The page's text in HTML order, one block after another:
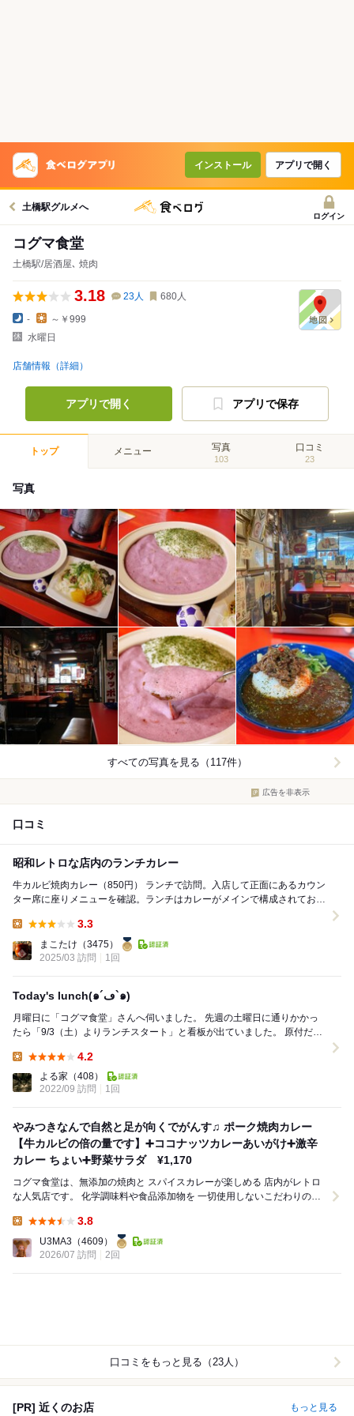
インストール アプリで開く
土橋駅グルメへ
ログイン
コグマ食堂
土橋駅/居酒屋､ 焼肉
3.18 23人 680人
-
～￥999
水曜日
店舗情報（詳細）
アプリで開く アプリで保存
トップ メニュー 写真
103
口コミ
23
写真
すべての写真を見る（117件）
広告を非表示
口コミ
昭和レトロな店内のランチカレー
牛カルビ焼肉カレー（850円） ランチで訪問。入店して正面にあるカウン
ター席に座りメニューを確認。ランチはカレーがメインで構成されてお
3.3
まこたけ （3475）
2025/03 訪問
1回
Today's lunch(๑´ڡ`๑)
月曜日に「コグマ食堂」さんへ伺いました。 先週の土曜日に通りかかっ
たら「9/3（土）よりランチスタート」と看板が出ていました。 原付だっ
4.2
よる家 （408）
2022/09 訪問
1回
やみつきなんで自然と足が向くでがんす♫ ポーク焼肉カレー
【牛カルビの倍の量です】➕ココナッツカレーあいがけ➕激辛
カレー ちょい➕野菜サラダ ¥1,170
コグマ食堂は、無添加の焼肉と スパイスカレーが楽しめる 店内がレトロ
な人気店です。 化学調味料や食品添加物を 一切使用しないこだわりの料
3.8
U3MA3 （4609）
2026/07 訪問
2回
口コミをもっと見る（23人）
[PR] 近くのお店 もっと見る